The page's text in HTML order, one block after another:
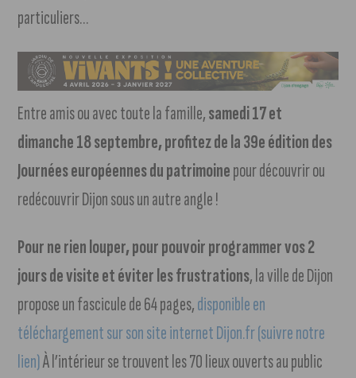
particuliers…
Entre amis ou avec toute la famille,samedi 17 et
dimanche 18 septembre, profitez de la 39e édition des
Journées européennes du patrimoinepour découvrir ou
redécouvrir Dijon sous un autre angle !
Pour ne rien louper, pour pouvoir programmer vos 2
jours de visite et éviter les frustrations, la ville de Dijon
propose un fascicule de 64 pages,disponible en
téléchargement sur son site internet Dijon.fr (suivre notre
lien)À l’intérieur se trouvent les 70 lieux ouverts au public